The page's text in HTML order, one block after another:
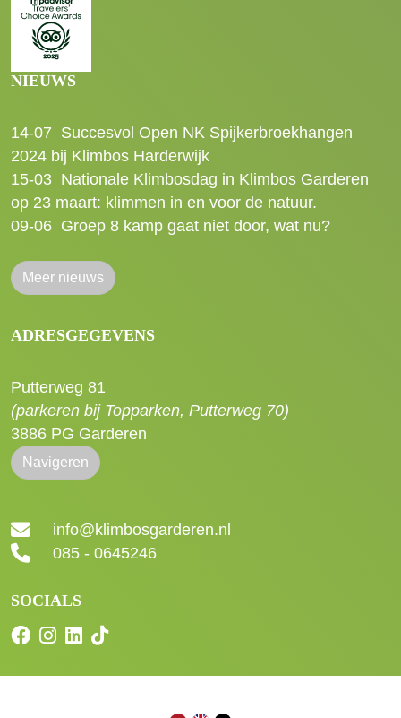
NIEUWS
14-07 Succesvol Open NK Spijkerbroekhangen
2024 bij Klimbos Harderwijk
15-03 Nationale Klimbosdag in Klimbos Garderen
op 23 maart: klimmen in en voor de natuur.
09-06 Groep 8 kamp gaat niet door, wat nu?
Meer nieuws
ADRESGEGEVENS
Putterweg 81
(parkeren bij Topparken, Putterweg 70)
3886 PG Garderen
Navigeren
info@klimbosgarderen.nl
085 - 0645246
SOCIALS